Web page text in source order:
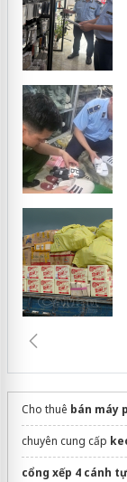
Cho thuê bán máy
chuyên cung cấp
cổng xếp 4 cánh